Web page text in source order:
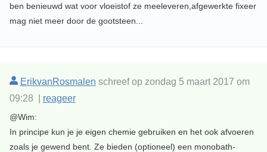
ben benieuwd wat voor vloeistof ze meeleveren,afgewerkte fixeer
mag niet meer door de gootsteen...
ErikvanRosmalen schreef op zondag 5 maart 2017 om
09:28 | reageer
@Wim:
In principe kun je je eigen chemie gebruiken en het ook afvoeren
zoals je gewend bent. Ze bieden (optioneel) een monobath-